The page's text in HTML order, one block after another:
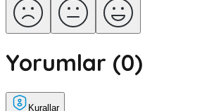
Yorumlar (0)
Kurallar